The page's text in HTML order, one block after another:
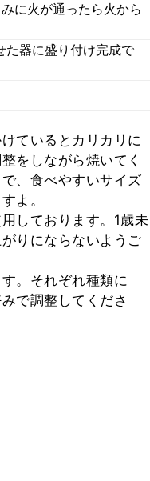
に火が通ったら火から
た器に盛り付け完成で
ているとカリカリに
をしながら焼いてく
、食べやすいサイズ
よ。
しております。1歳未
りにならないようご
。それぞれ種類に
で調整してくださ